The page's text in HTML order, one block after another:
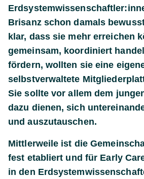
Brisanz schon damals
klar, dass sie mehr erreichen
gemeinsam, koordiniert
fördern, wollten sie eine
selbstverwaltete
Sie sollte vor allem dem
dazu dienen, sich
und auszutauschen.
Mittlerweile ist die
fest etabliert und für Early
in den